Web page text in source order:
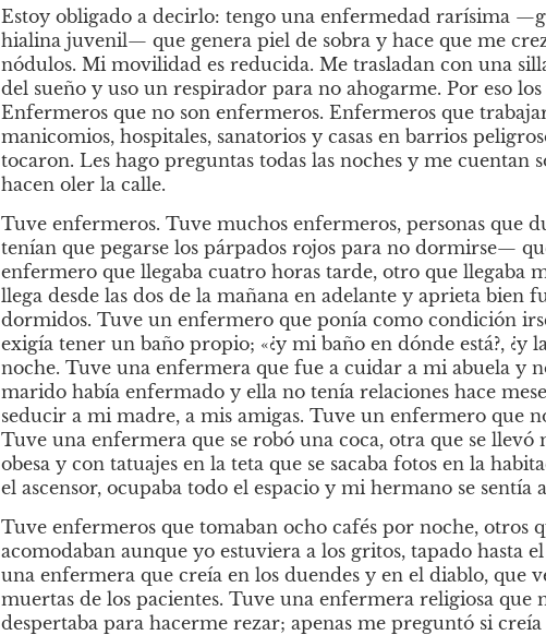
Estoy obligado a decirlo: tengo una enfermedad rarísima
hialina juvenil— que genera piel de sobra y hace que me
nódulos. Mi movilidad es reducida. Me trasladan con una
del sueño y uso un respirador para no ahogarme. Por eso
Enfermeros que no son enfermeros. Enfermeros que
manicomios, hospitales, sanatorios y casas en barrios
tocaron. Les hago preguntas todas las noches y me cuentan
hacen oler la calle.
Tuve enfermeros. Tuve muchos enfermeros, personas que
tenían que pegarse los párpados rojos para no dormirse—
enfermero que llegaba cuatro horas tarde, otro que llegaba
llega desde las dos de la mañana en adelante y aprieta bien
dormidos. Tuve un enfermero que ponía como condición
exigía tener un baño propio; «¿y mi baño en dónde está?, ¿y
noche. Tuve una enfermera que fue a cuidar a mi abuela y
marido había enfermado y ella no tenía relaciones hace
seducir a mi madre, a mis amigas. Tuve un enfermero que
Tuve una enfermera que se robó una coca, otra que se llevó
obesa y con tatuajes en la teta que se sacaba fotos en la
el ascensor, ocupaba todo el espacio y mi hermano se sentía
Tuve enfermeros que tomaban ocho cafés por noche, otros
acomodaban aunque yo estuviera a los gritos, tapado hasta
una enfermera que creía en los duendes y en el diablo, que
muertas de los pacientes. Tuve una enfermera religiosa que
despertaba para hacerme rezar; apenas me preguntó si